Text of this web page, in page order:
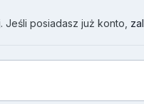
posiadasz już konto,